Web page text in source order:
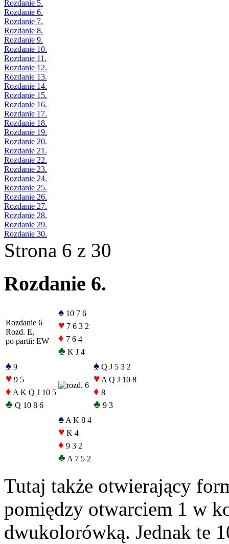
Rozdanie 5.
Rozdanie 6.
Rozdanie 7.
Rozdanie 8.
Rozdanie 9.
Rozdanie 10.
Rozdanie 11.
Rozdanie 12.
Rozdanie 13.
Rozdanie 14.
Rozdanie 15.
Rozdanie 16.
Rozdanie 17.
Rozdanie 18.
Rozdanie 19.
Rozdanie 20.
Rozdanie 21.
Rozdanie 22.
Rozdanie 23.
Rozdanie 24.
Rozdanie 25.
Rozdanie 26.
Rozdanie 27.
Rozdanie 28.
Rozdanie 29.
Rozdanie 30.
Strona 6 z 30
Rozdanie 6.
Rozdanie 6
Rozd. E,
po partii: EW
♠ 10 7 6
♥ 7 6 3 2
♦ 7 6 4
♣ K J 4
♠ 9
♥ 9 5
♦ A K Q J 10 5
♣ Q 10 8 6
♠ Q J 5 3 2
♥ A Q J 10 8
♦ 8
♣ 9 3
♠ A K 8 4
♥ K 4
♦ 9 3 2
♣ A 7 5 2
Tutaj także otwierający
pomiędzy otwarciem 1 w
dwukolorówką. Jednak te